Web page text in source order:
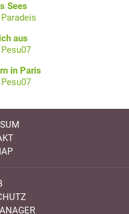
Sees
Paradeis
aus
Pesu07
in Paris
Pesu07